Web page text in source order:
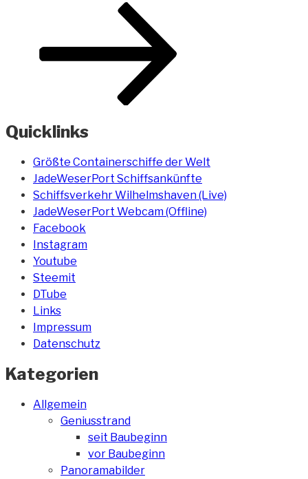
Quicklinks
Größte Containerschiffe der Welt
JadeWeserPort Schiffsankünfte
Schiffsverkehr Wilhelmshaven (Live)
JadeWeserPort Webcam (Offline)
Facebook
Instagram
Youtube
Steemit
DTube
Links
Impressum
Datenschutz
Kategorien
Allgemein
Geniusstrand
seit Baubeginn
vor Baubeginn
Panoramabilder